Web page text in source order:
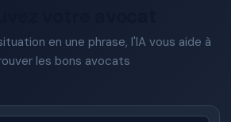
en une phrase, l'IA vous aide à
les bons avocats